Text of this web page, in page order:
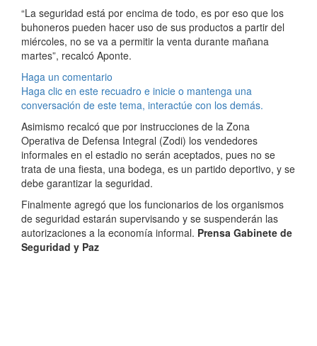
“La seguridad está por encima de todo, es por eso que los
buhoneros pueden hacer uso de sus productos a partir del
miércoles, no se va a permitir la venta durante mañana
martes”, recalcó Aponte.
Haga un comentario
Haga clic en este recuadro e inicie o mantenga una
conversación de este tema, interactúe con los demás.
Asimismo recalcó que por instrucciones de la Zona
Operativa de Defensa Integral (Zodi) los vendedores
informales en el estadio no serán aceptados, pues no se
trata de una fiesta, una bodega, es un partido deportivo, y se
debe garantizar la seguridad.
Finalmente agregó que los funcionarios de los organismos
de seguridad estarán supervisando y se suspenderán las
autorizaciones a la economía informal. Prensa Gabinete de
Seguridad y Paz